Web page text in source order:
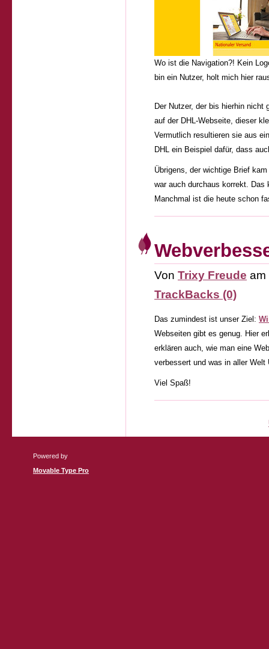
Wo ist die Navigation?! Kein
bin ein Nutzer, holt mich hier
Der Nutzer, der bis hierhin
auf der DHL-Webseite, dieser
Vermutlich resultieren sie aus
DHL ein Beispiel dafür, dass
Übrigens, der wichtige Brief
war auch durchaus korrekt.
Manchmal ist die heute schon
Von Trixy Freude am
TrackBacks (0)
Das zumindest ist unser Ziel:
Webseiten gibt es genug. Hier
erklären auch, wie man eine
verbessert und was in aller Welt
Viel Spaß!
Powered by
Movable Type Pro